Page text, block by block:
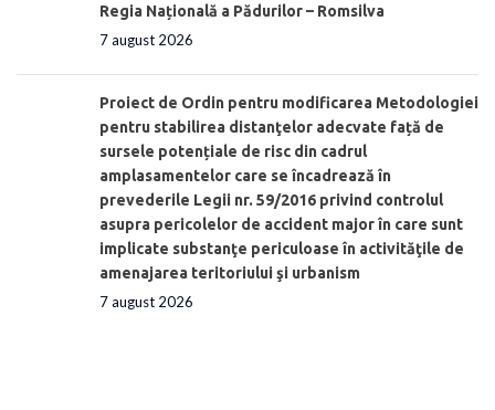
Regia Națională a Pădurilor – Romsilva
7 august 2026
Proiect de Ordin pentru modificarea Metodologiei
pentru stabilirea distanţelor adecvate față de
sursele potențiale de risc din cadrul
amplasamentelor care se încadrează în
prevederile Legii nr. 59/2016 privind controlul
asupra pericolelor de accident major în care sunt
implicate substanţe periculoase în activităţile de
amenajarea teritoriului şi urbanism
7 august 2026